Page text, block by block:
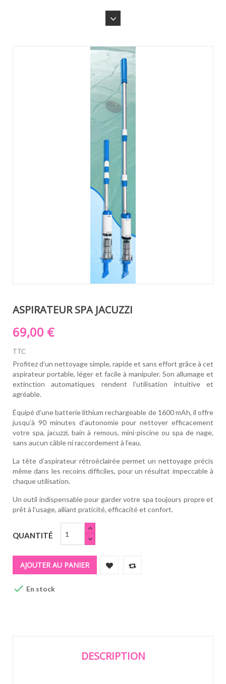
ASPIRATEUR SPA JACUZZI
69,00 €
TTC
Profitez d’un nettoyage simple, rapide et sans effort grâce à cet
aspirateur portable, léger et facile à manipuler. Son allumage et
extinction automatiques rendent l’utilisation intuitive et
agréable.
Équipé d’une batterie lithium rechargeable de 1600 mAh, il offre
jusqu’à 90 minutes d’autonomie pour nettoyer efficacement
votre spa, jacuzzi, bain à remous, mini-piscine ou spa de nage,
sans aucun câble ni raccordement à l’eau.
La tête d’aspirateur rétroéclairée permet un nettoyage précis
même dans les recoins difficiles, pour un résultat impeccable à
chaque utilisation.
Un outil indispensable pour garder votre spa toujours propre et
prêt à l’usage, alliant praticité, efficacité et confort.
QUANTITÉ
AJOUTER AU PANIER
 En stock
DESCRIPTION